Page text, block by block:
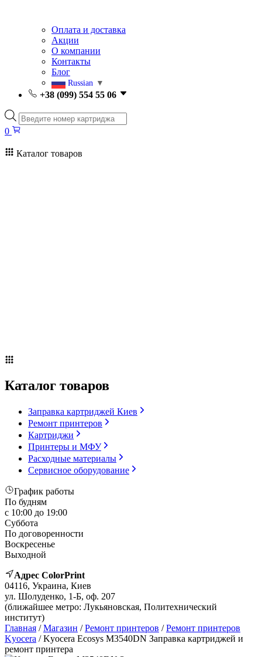
Оплата и доставка
Акции
О компании
Контакты
Блог
Russian ▼
+38 (099) 554 55 06
Поиск
товаров
0
Каталог товаров
Каталог товаров
Заправка картриджей Киев
Ремонт принтеров
Картриджи
Принтеры и МФУ
Расходные материалы
Сервисное оборудование
График работы
По будням
с 10:00 до 19:00
Суббота
По договоренности
Воскресенье
Выходной
Адрес ColorPrint
04116, Украина, Киев
ул. Шолуденко, 1-Б, оф. 207
(ближайшее метро: Лукьяновская, Политехнический
институт)
Главная /Магазин /Ремонт принтеров /Ремонт принтеров
Kyocera / Kyocera Ecosys M3540DN Заправка картриджей и
ремонт принтера